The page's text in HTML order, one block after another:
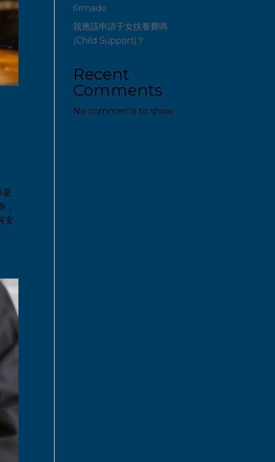
是
，
安
firmado
我應該申請子女扶養費嗎
(Child Support)？
Recent
Comments
No comments to show.